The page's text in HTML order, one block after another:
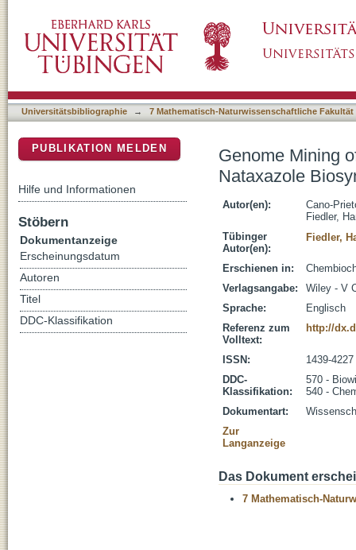
Pathway
Universitätsbibliographie → 7 Mathematisch-Naturwissenschaftliche Fakultät
Genome Mining
Nataxazole
Autor(en):
Cano-
Fiedler,
Tübinger
Autor(en):
Fiedler,
Erschienen in:
Verlagsangabe:
Wiley - V
Sprache:
Englisch
Referenz zum
Volltext:
http://
ISSN:
1439-4227
DDC-
Klassifikation:
570 -
540 -
Dokumentart:
Zur
Langanzeige
Das Dokument
7 Mathematisch-
PUBLIKATION MELDEN
Hilfe und Informationen
Stöbern
Dokumentanzeige
Erscheinungsdatum
Autoren
Titel
DDC-Klassifikation